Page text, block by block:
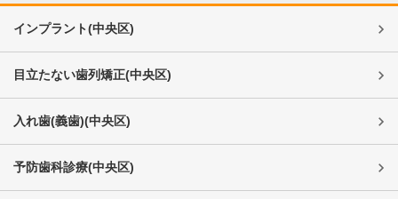
インプラント(中央区)
目立たない歯列矯正(中央区)
入れ歯(義歯)(中央区)
予防歯科診療(中央区)